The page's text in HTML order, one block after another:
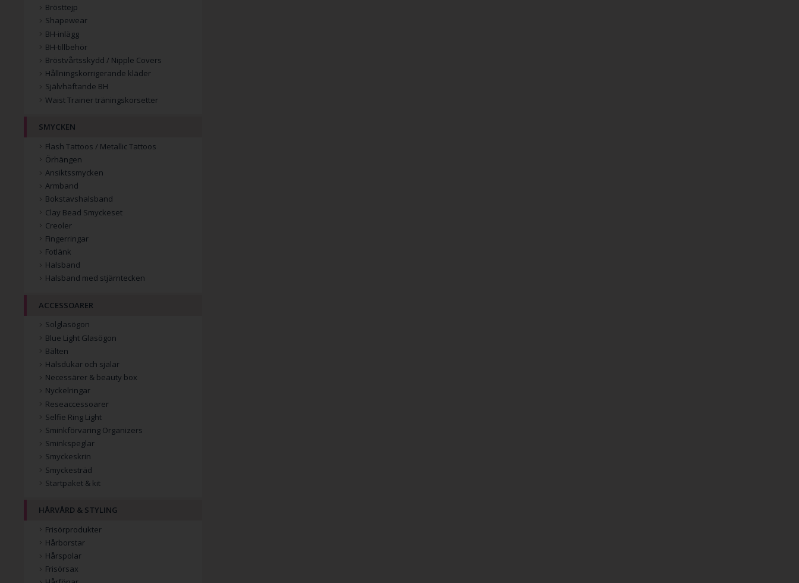
Brösttejp
Shapewear
BH-inlägg
BH-tillbehör
Bröstvårtsskydd / Nipple Covers
Hållningskorrigerande kläder
Självhäftande BH
Waist Trainer träningskorsetter
SMYCKEN
Flash Tattoos / Metallic Tattoos
Örhängen
Ansiktssmycken
Armband
Bokstavshalsband
Clay Bead Smyckeset
Creoler
Fingerringar
Fotlänk
Halsband
Halsband med stjärntecken
ACCESSOARER
Solglasögon
Blue Light Glasögon
Bälten
Halsdukar och sjalar
Necessärer & beauty box
Nyckelringar
Reseaccessoarer
Selfie Ring Light
Sminkförvaring Organizers
Sminkspeglar
Smyckeskrin
Smyckesträd
Startpaket & kit
HÅRVÅRD & STYLING
Frisörprodukter
Hårborstar
Hårspolar
Frisörsax